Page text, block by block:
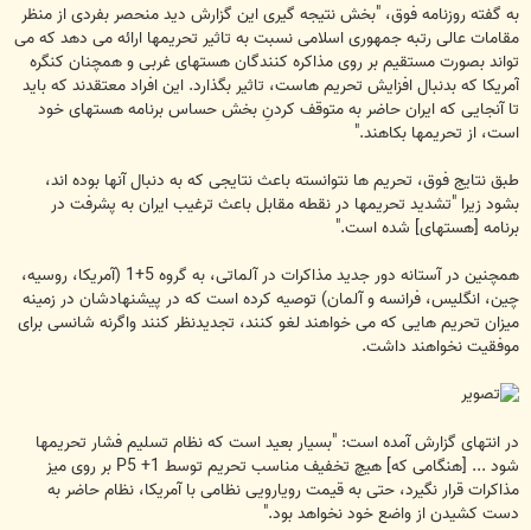
به گفته روزنامه فوق، "بخش نتیجه گیری این گزارش دید منحصر بفردی از منظر
مقامات عالی رتبه جمهوری اسلامی نسبت به تاثیر تحریم‎ها ارائه می دهد که می
تواند بصورت مستقیم بر روی مذاکره کنندگان هسته‎ای غربی و همچنان کنگره
آمریکا که بدنبال افزایش تحریم هاست، تاثیر بگذارد. این افراد معتقدند که باید
تا آنجایی که ایران حاضر به متوقف کردنِ بخش حساس برنامه هسته‎ای خود
است، از تحریم‎ها بکاهند."
طبق نتایج فوق، تحریم ها نتوانسته باعث نتایجی که به دنبال آنها بوده اند،
بشود زیرا "تشدید تحریم‎ها در نقطه مقابل باعث ترغیب ایران به پشرفت در
برنامه [هسته‎ای] شده است."
همچنین در آستانه دور جدید مذاکرات در آلماتی، به گروه 5+1 (آمریکا، روسیه،
چین، انگلیس، فرانسه و آلمان) توصیه کرده است که در پیشنهادشان در زمینه
میزان تحریم هایی که می خواهند لغو کنند، تجدیدنظر کنند واگرنه شانسی برای
موفقیت نخواهند داشت.
در انتهای گزارش آمده است: "بسیار بعید است که نظام تسلیم فشار تحریم‎ها
شود ... [هنگامی که] هیچ تخفیف مناسب تحریم توسط P5 +1 بر روی میز
مذاکرات قرار نگیرد، حتی به قیمت رویارویی نظامی با آمریکا، نظام حاضر به
دست کشیدن از واضع خود نخواهد بود."